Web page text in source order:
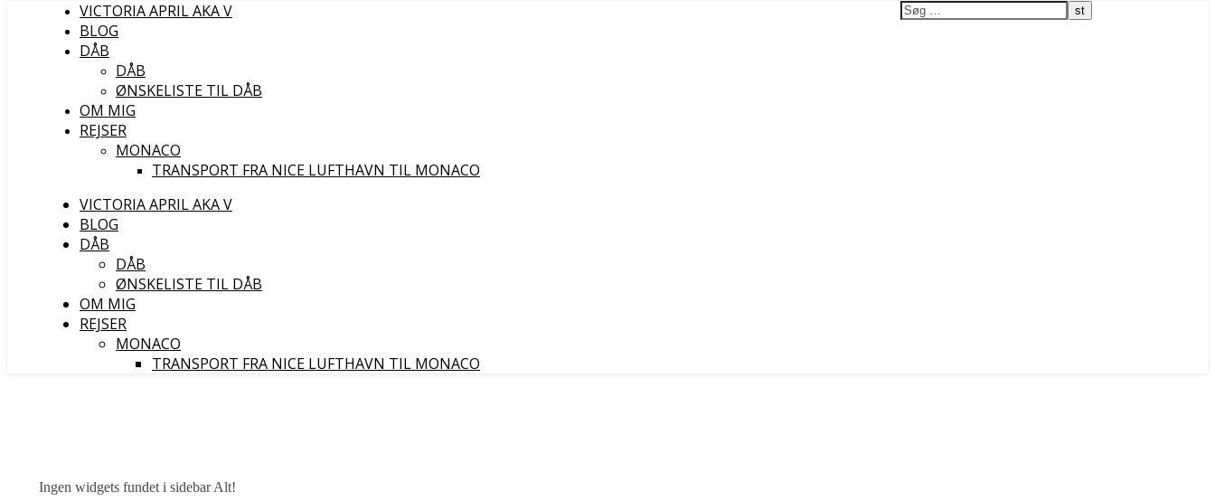
VICTORIA APRIL AKA V
BLOG
DÅB
DÅB
ØNSKELISTE TIL DÅB
OM MIG
REJSER
MONACO
TRANSPORT FRA NICE LUFTHAVN TIL MONACO
VICTORIA APRIL AKA V
BLOG
DÅB
DÅB
ØNSKELISTE TIL DÅB
OM MIG
REJSER
MONACO
TRANSPORT FRA NICE LUFTHAVN TIL MONACO
Ingen widgets fundet i sidebar Alt!